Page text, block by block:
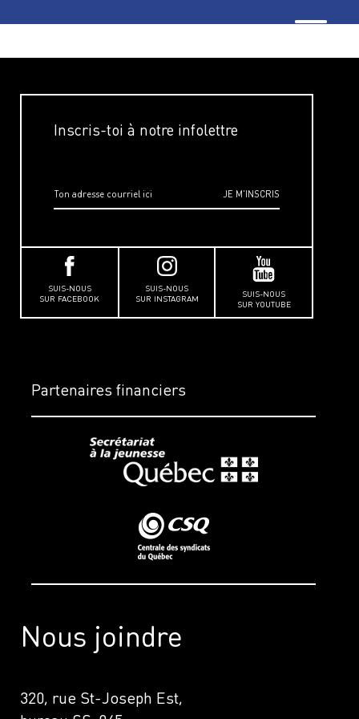
Inscris-toi à notre infolettre
SUIS-NOUS
SUR FACEBOOK
SUIS-NOUS
SUR INSTAGRAM
SUIS-NOUS
SUR YOUTUBE
Nous joindre
320, rue St-Joseph Est,
Partenaires financiers